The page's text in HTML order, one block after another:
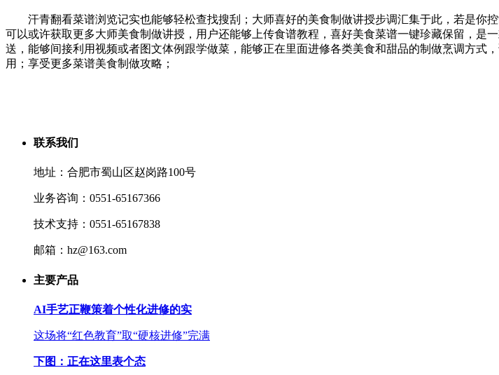
汗青翻看菜谱浏览记实也能够轻松查找搜刮；大师喜好的美食制做讲授步调汇集于此，若是你
可以或许获取更多大师美食制做讲授，用户还能够上传食谱教程，喜好美食菜谱一键珍藏保留，
送，能够间接利用视频或者图文体例跟学做菜，能够正在里面进修各类美食和甜品的制做烹调方
用；享受更多菜谱美食制做攻略；
联系我们
地址：合肥市蜀山区赵岗路100号
业务咨询：0551-65167366
技术支持：0551-65167838
邮箱：hz@163.com
主要产品
AI手艺正鞭策着个性化进修的实
这场将“红色教育”取“硬核进修”完满
下图：正在这里表个态